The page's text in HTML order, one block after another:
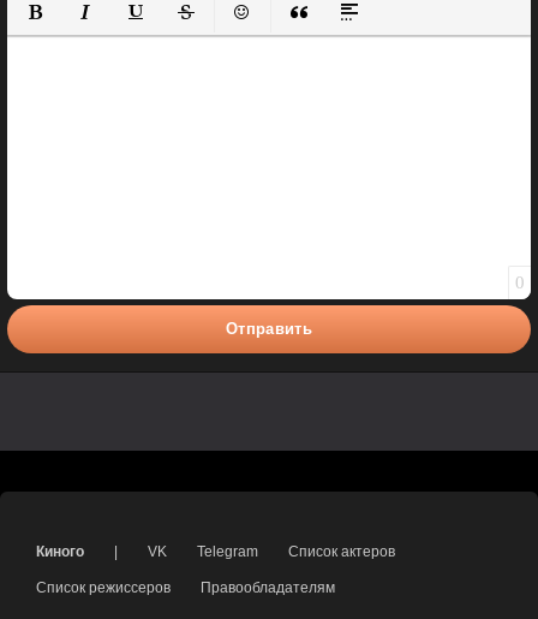
Полужирный
КурсивПодчеркнутый
ЗачеркнутыйВставить смайлик
Вставка цитаты
Вставка спойлера
0
Отправить
Киного VK Telegram Список актеров
Список режиссеров Правообладателям